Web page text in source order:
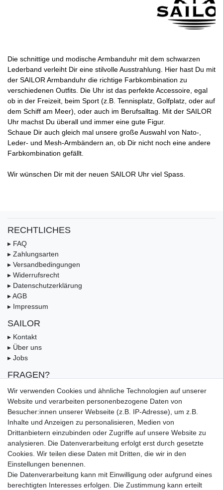
Die schnittige und modische Armbanduhr mit dem schwarzen
Lederband verleiht Dir eine stilvolle Ausstrahlung. Hier hast Du mit
der SAILOR Armbanduhr die richtige Farbkombination zu
verschiedenen Outfits. Die Uhr ist das perfekte Accessoire, egal
ob in der Freizeit, beim Sport (z.B. Tennisplatz, Golfplatz, oder auf
dem Schiff am Meer), oder auch im Berufsalltag. Mit der SAILOR
Uhr machst Du überall und immer eine gute Figur.
Schaue Dir auch gleich mal unsere große Auswahl von Nato-,
Leder- und Mesh-Armbändern an, ob Dir nicht noch eine andere
Farbkombination gefällt.
Wir wünschen Dir mit der neuen SAILOR Uhr viel Spass.
RECHTLICHES
▸ FAQ
▸ Zahlungsarten
▸ Versandbedingungen
▸ Widerrufsrecht
▸ Datenschutzerklärung
▸ AGB
▸ Impressum
SAILOR
▸ Kontakt
▸ Über uns
▸ Jobs
FRAGEN?
▸ FAQ
▸ Zahlungsarten
▸ Versandbedingungen
▸ Gutschein
UNSERE ZAHLUNGSMÖGLICKEITEN
Wir verwenden Cookies und ähnliche Technologien auf unserer
Website und verarbeiten personenbezogene Daten von
Besucher:innen unserer Webseite (z.B. IP-Adresse), um z.B.
Inhalte und Anzeigen zu personalisieren, Medien von
Drittanbietern einzubinden oder Zugriffe auf unsere Website zu
analysieren. Die Datenverarbeitung erfolgt erst durch gesetzte
Cookies. Wir teilen diese Daten mit Dritten, die wir in den
Einstellungen benennen.
Die Datenverarbeitung kann mit Einwilligung oder aufgrund eines
berechtigten Interesses erfolgen. Die Zustimmung kann erteilt